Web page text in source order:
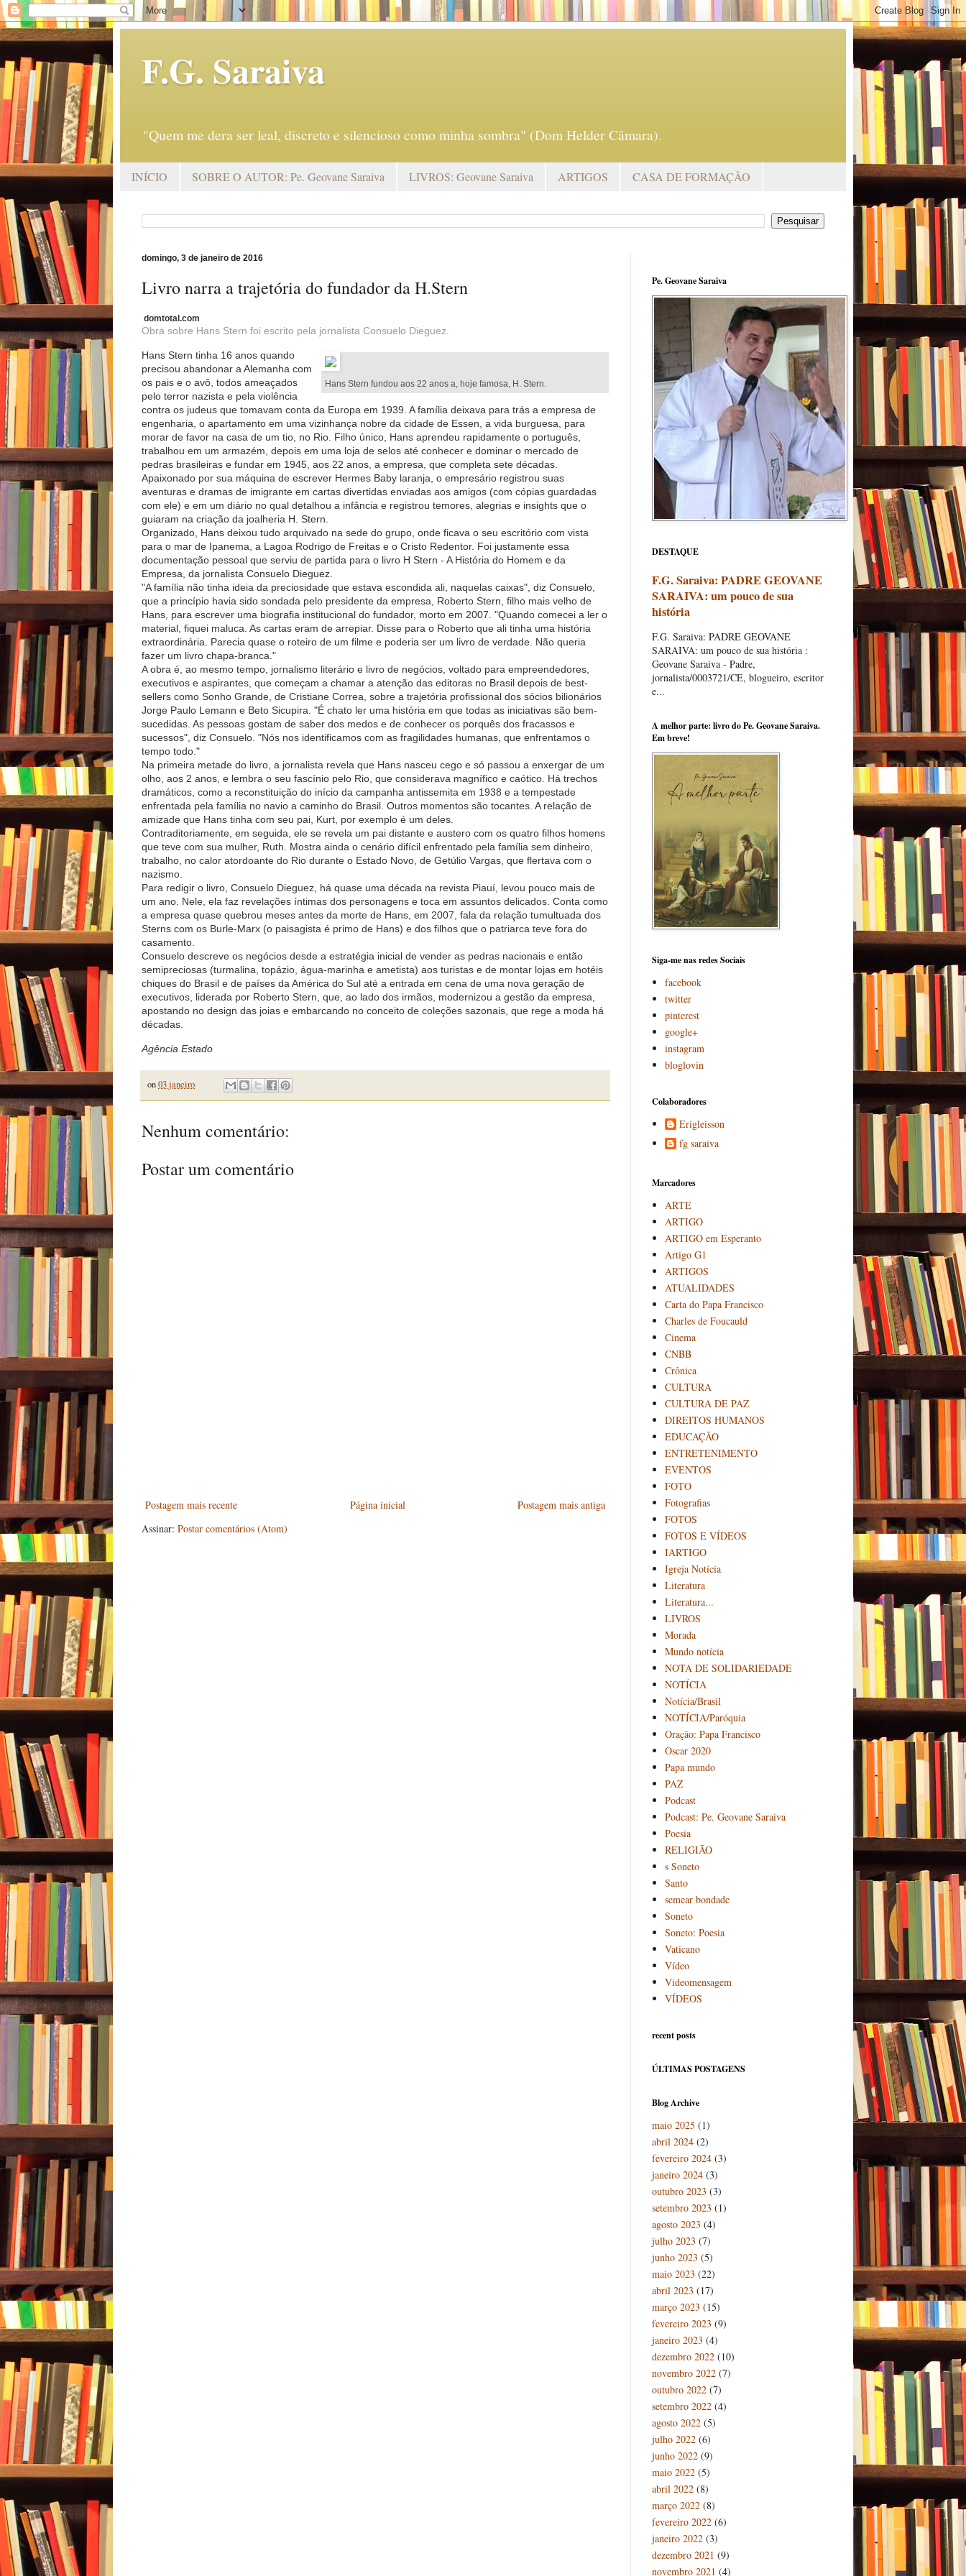
F.G. Saraiva
"Quem me dera ser leal, discreto e silencioso como minha sombra" (Dom Helder Câmara).
INÍCIO SOBRE O AUTOR: Pe. Geovane Saraiva LIVROS: Geovane Saraiva ARTIGOS CASA DE FORMAÇÃO
domingo, 3 de janeiro de 2016
Livro narra a trajetória do fundador da H.Stern
domtotal.com
Obra sobre Hans Stern foi escrito pela jornalista Consuelo Dieguez.
Hans Stern fundou aos 22 anos a, hoje famosa, H. Stern.
Hans Stern tinha 16 anos quando
precisou abandonar a Alemanha com
os pais e o avô, todos ameaçados
pelo terror nazista e pela violência
contra os judeus que tomavam conta da Europa em 1939. A família deixava para trás a empresa de
engenharia, o apartamento em uma vizinhança nobre da cidade de Essen, a vida burguesa, para
morar de favor na casa de um tio, no Rio. Filho único, Hans aprendeu rapidamente o português,
trabalhou em um armazém, depois em uma loja de selos até conhecer e dominar o mercado de
pedras brasileiras e fundar em 1945, aos 22 anos, a empresa, que completa sete décadas.
Apaixonado por sua máquina de escrever Hermes Baby laranja, o empresário registrou suas
aventuras e dramas de imigrante em cartas divertidas enviadas aos amigos (com cópias guardadas
com ele) e em um diário no qual detalhou a infância e registrou temores, alegrias e insights que o
guiaram na criação da joalheria H. Stern.
Organizado, Hans deixou tudo arquivado na sede do grupo, onde ficava o seu escritório com vista
para o mar de Ipanema, a Lagoa Rodrigo de Freitas e o Cristo Redentor. Foi justamente essa
documentação pessoal que serviu de partida para o livro H Stern - A História do Homem e da
Empresa, da jornalista Consuelo Dieguez.
"A família não tinha ideia da preciosidade que estava escondida ali, naquelas caixas", diz Consuelo,
que a princípio havia sido sondada pelo presidente da empresa, Roberto Stern, filho mais velho de
Hans, para escrever uma biografia institucional do fundador, morto em 2007. "Quando comecei a ler o
material, fiquei maluca. As cartas eram de arrepiar. Disse para o Roberto que ali tinha uma história
extraordinária. Parecia quase o roteiro de um filme e poderia ser um livro de verdade. Não queria
fazer um livro chapa-branca."
A obra é, ao mesmo tempo, jornalismo literário e livro de negócios, voltado para empreendedores,
executivos e aspirantes, que começam a chamar a atenção das editoras no Brasil depois de best-
sellers como Sonho Grande, de Cristiane Correa, sobre a trajetória profissional dos sócios bilionários
Jorge Paulo Lemann e Beto Sicupira. "É chato ler uma história em que todas as iniciativas são bem-
sucedidas. As pessoas gostam de saber dos medos e de conhecer os porquês dos fracassos e
sucessos", diz Consuelo. "Nós nos identificamos com as fragilidades humanas, que enfrentamos o
tempo todo."
Na primeira metade do livro, a jornalista revela que Hans nasceu cego e só passou a enxergar de um
olho, aos 2 anos, e lembra o seu fascínio pelo Rio, que considerava magnífico e caótico. Há trechos
dramáticos, como a reconstituição do início da campanha antissemita em 1938 e a tempestade
enfrentada pela família no navio a caminho do Brasil. Outros momentos são tocantes. A relação de
amizade que Hans tinha com seu pai, Kurt, por exemplo é um deles.
Contraditoriamente, em seguida, ele se revela um pai distante e austero com os quatro filhos homens
que teve com sua mulher, Ruth. Mostra ainda o cenário difícil enfrentado pela família sem dinheiro,
trabalho, no calor atordoante do Rio durante o Estado Novo, de Getúlio Vargas, que flertava com o
nazismo.
Para redigir o livro, Consuelo Dieguez, há quase uma década na revista Piauí, levou pouco mais de
um ano. Nele, ela faz revelações íntimas dos personagens e toca em assuntos delicados. Conta como
a empresa quase quebrou meses antes da morte de Hans, em 2007, fala da relação tumultuada dos
Sterns com os Burle-Marx (o paisagista é primo de Hans) e dos filhos que o patriarca teve fora do
casamento.
Consuelo descreve os negócios desde a estratégia inicial de vender as pedras nacionais e então
semipreciosas (turmalina, topázio, água-marinha e ametista) aos turistas e de montar lojas em hotéis
chiques do Brasil e de países da América do Sul até a entrada em cena de uma nova geração de
executivos, liderada por Roberto Stern, que, ao lado dos irmãos, modernizou a gestão da empresa,
apostando no design das joias e embarcando no conceito de coleções sazonais, que rege a moda há
décadas.
Agência Estado
on03 janeiro
Nenhum comentário:
Postar um comentário
Postagem mais recente Postagem mais antiga
Página inicial
Assinar: Postar comentários (Atom)
Pe. Geovane Saraiva
DESTAQUE
F.G. Saraiva: PADRE GEOVANE
SARAIVA: um pouco de sua
história
F.G. Saraiva: PADRE GEOVANE
SARAIVA: um pouco de sua história :
Geovane Saraiva - Padre,
jornalista/0003721/CE, blogueiro, escritor
e...
A melhor parte: livro do Pe. Geovane Saraiva.
Em breve!
Siga-me nas redes Sociais
facebook
twitter
pinterest
google+
instagram
bloglovin
Colaboradores
Erigleisson
fg saraiva
Marcadores
ARTE
ARTIGO
ARTIGO em Esperanto
Artigo G1
ARTIGOS
ATUALIDADES
Carta do Papa Francisco
Charles de Foucauld
Cinema
CNBB
Crônica
CULTURA
CULTURA DE PAZ
DIREITOS HUMANOS
EDUCAÇÃO
ENTRETENIMENTO
EVENTOS
FOTO
Fotografias
FOTOS
FOTOS E VÍDEOS
IARTIGO
Igreja Notícia
Literatura
Literatura...
LIVROS
Morada
Mundo notícia
NOTA DE SOLIDARIEDADE
NOTÍCIA
Notícia/Brasil
NOTÍCIA/Paróquia
Oração: Papa Francisco
Oscar 2020
Papa mundo
PAZ
Podcast
Podcast: Pe. Geovane Saraiva
Poesia
RELIGIÃO
s Soneto
Santo
semear bondade
Soneto
Soneto: Poesia
Vaticano
Vídeo
Videomensagem
VÍDEOS
recent posts
ÚLTIMAS POSTAGENS
Blog Archive
maio 2025 (1)
abril 2024 (2)
fevereiro 2024 (3)
janeiro 2024 (3)
outubro 2023 (3)
setembro 2023 (1)
agosto 2023 (4)
julho 2023 (7)
junho 2023 (5)
maio 2023 (22)
abril 2023 (17)
março 2023 (15)
fevereiro 2023 (9)
janeiro 2023 (4)
dezembro 2022 (10)
novembro 2022 (7)
outubro 2022 (7)
setembro 2022 (4)
agosto 2022 (5)
julho 2022 (6)
junho 2022 (9)
maio 2022 (5)
abril 2022 (8)
março 2022 (8)
fevereiro 2022 (6)
janeiro 2022 (3)
dezembro 2021 (9)
novembro 2021 (4)